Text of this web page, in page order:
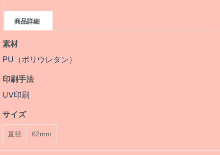
商品詳細
素材
PU（ポリウレタン）
印刷手法
UV印刷
サイズ
直径 62mm